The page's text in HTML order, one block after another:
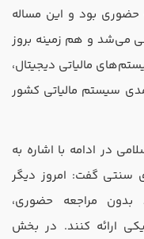
حضوری بود و این مساله
می‌شد و هم زمینه بروز
مالیاتی دیجیتال،
سیستم مالیاتی کشور
در ادامه با اشاره به
گفت: امروز دیگر
بدون مراجعه حضوری،
ارائه کنند. در بخش